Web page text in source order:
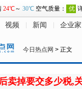
视频 新闻 企业家
今日热点网 > 正文
卖掉要交多少税,